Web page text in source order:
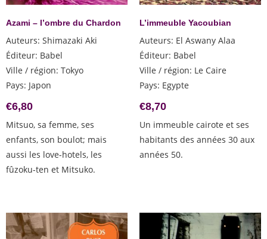
Azami – l’ombre du Chardon
Auteurs: Shimazaki Aki
Éditeur: Babel
Ville / région: Tokyo
Pays: Japon
€6,80
Mitsuo, sa femme, ses
enfants, son boulot; mais
aussi les love-hotels, les
fûzoku-ten et Mitsuko.
L’immeuble Yacoubian
Auteurs: El Aswany Alaa
Éditeur: Babel
Ville / région: Le Caire
Pays: Egypte
€8,70
Un immeuble cairote et ses
habitants des années 30 aux
années 50.